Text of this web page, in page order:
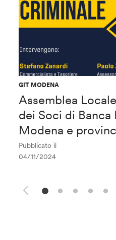
GIT MODENA
Assemblea
dei Soci di Banca
Modena e
Pubblicato il
04/11/2024